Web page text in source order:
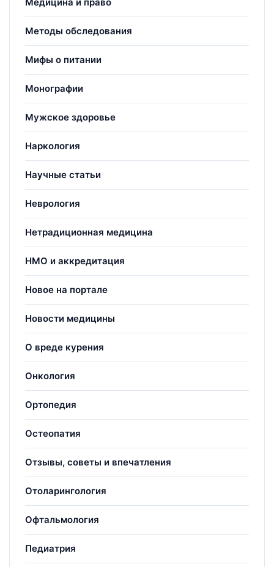
Методы обследования
Мифы о питании
Монографии
Мужское здоровье
Наркология
Научные статьи
Неврология
Нетрадиционная медицина
НМО и аккредитация
Новое на портале
Новости медицины
О вреде курения
Онкология
Ортопедия
Остеопатия
Отзывы, советы и впечатления
Отоларингология
Офтальмология
Педиатрия